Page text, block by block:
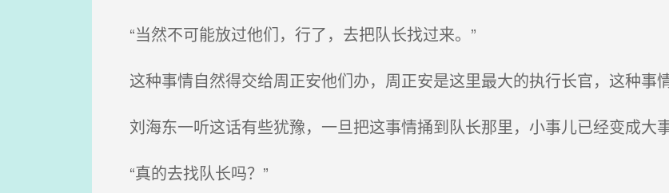
“当然不可能放过他们，行了，去把队长找过来。”
这种事情自然得交给周正安他们办，周正安是这里最大的执行长官，这种事
刘海东一听这话有些犹豫，一旦把这事情捅到队长那里，小事儿已经变成大
“真的去找队长吗？”